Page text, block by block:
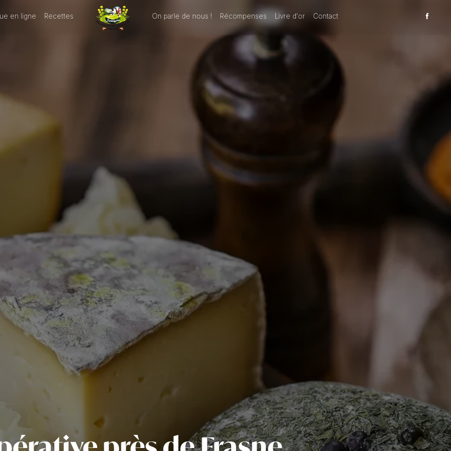
en ligne Recettes On parle de nous ! Récompenses Livre d'or Contact